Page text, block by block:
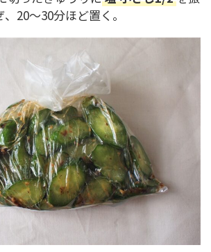
20～30分ほど置く。